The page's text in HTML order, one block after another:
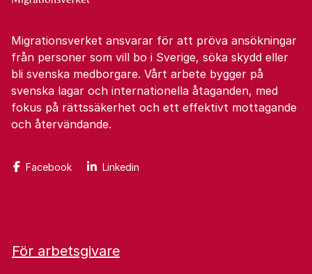
Migrationsverket ansvarar för att pröva ansökningar
från personer som vill bo i Sverige, söka skydd eller
bli svenska medborgare. Vårt arbete bygger på
svenska lagar och internationella åtaganden, med
fokus på rättssäkerhet och ett effektivt mottagande
och återvändande.
Facebook Linkedin
För arbetsgivare